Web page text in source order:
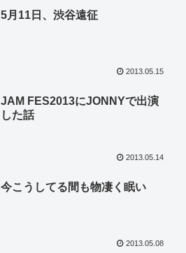
5月11日、渋谷遠征
2013.05.15
JAM FES2013にJONNYで出演
した話
2013.05.14
今こうしてる間も物凄く眠い
2013.05.08